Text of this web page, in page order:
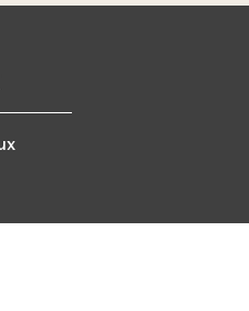
cookies